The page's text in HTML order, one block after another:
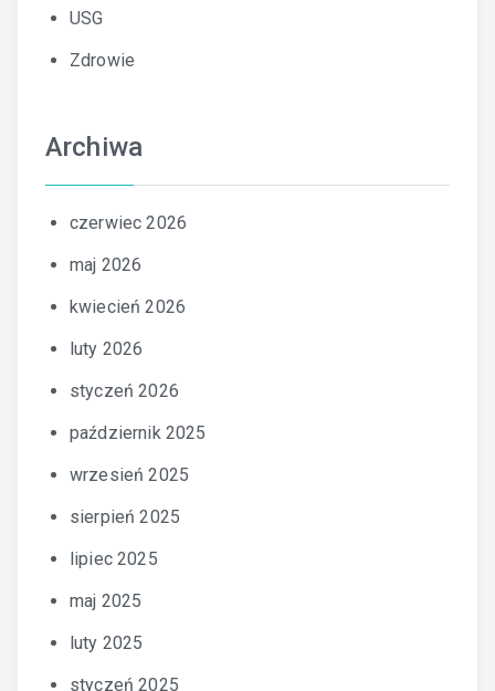
USG
Zdrowie
Archiwa
czerwiec 2026
maj 2026
kwiecień 2026
luty 2026
styczeń 2026
październik 2025
wrzesień 2025
sierpień 2025
lipiec 2025
maj 2025
luty 2025
styczeń 2025